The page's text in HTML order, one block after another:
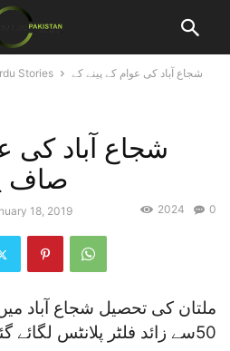
Stories
شجاع آباد کی عوام کے پینے کے
شجاع آباد کی
صاف
18, 2019 0
2024
ملتان کی تحصیل شجاع آباد